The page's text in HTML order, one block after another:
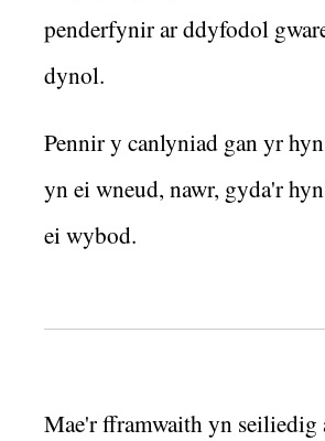
penderfynir ar ddyfodol
dynol.
Pennir y canlyniad gan yr
yn ei wneud, nawr, gyda'r
ei wybod.
Mae'r fframwaith yn seiliedig